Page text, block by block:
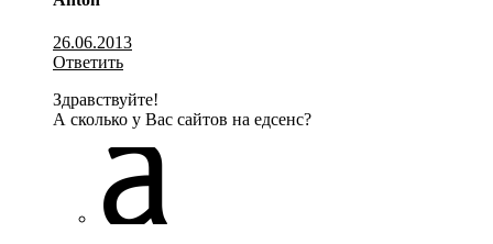
26.06.2013
Ответить
Здравствуйте!
А сколько у Вас сайтов на едсенс?